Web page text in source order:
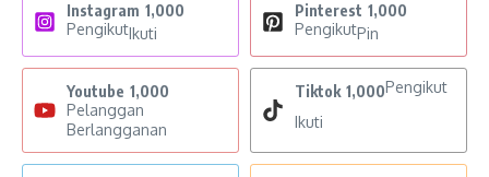
Instagram 1,000
PengikutIkuti
Pinterest 1,000
PengikutPin
Youtube 1,000
Pelanggan
Berlangganan
Tiktok 1,000Pengikut
Ikuti